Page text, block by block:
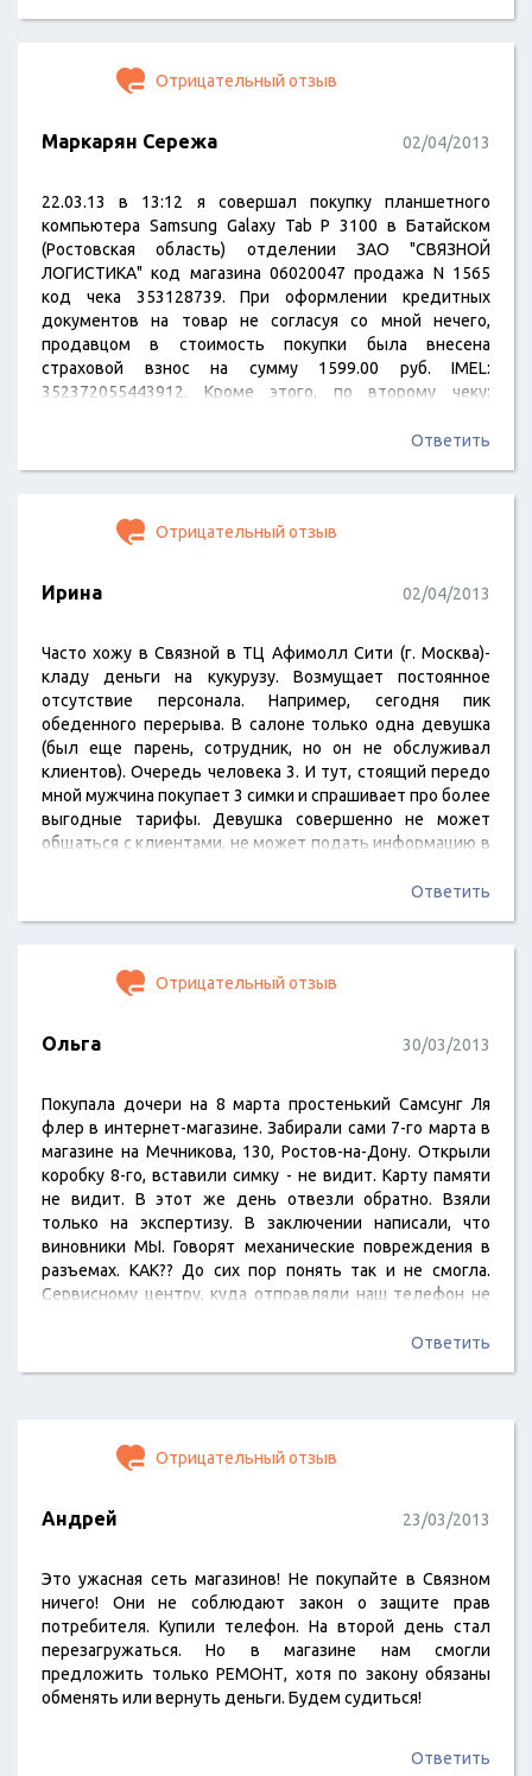
Отрицательный отзыв
Маркарян Сережа 02/04/2013
22.03.13 в 13:12 я совершал покупку планшетного
компьютера Samsung Galaxy Tab P 3100 в Батайском
(Ростовская область) отделении ЗАО "СВЯЗНОЙ
ЛОГИСТИКА" код магазина 06020047 продажа N 1565
код чека 353128739. При оформлении кредитных
документов на товар не согласуя со мной нечего,
продавцом в стоимость покупки была внесена
страховой взнос на сумму 1599.00 руб. IMEL:
352372055443912. Кроме этого, по второму чеку:
моего согласия в чек ввел дополнительную сумму 999
стараниям Ваших…
Ответить
Отрицательный отзыв
Ирина 02/04/2013
Часто хожу в Связной в ТЦ Афимолл Сити (г. Москва)-
кладу деньги на кукурузу. Возмущает постоянное
отсутствие персонала. Например, сегодня пик
обеденного перерыва. В салоне только одна девушка
(был еще парень, сотрудник, но он не обслуживал
клиентов). Очередь человека 3. И тут, стоящий передо
мной мужчина покупает 3 симки и спрашивает про более
выгодные тарифы. Девушка совершенно не может
общаться с клиентами, не может подать информацию в
и время тянется. На помощь сотруднице никто не
Ответить
Отрицательный отзыв
Ольга 30/03/2013
Покупала дочери на 8 марта простенький Самсунг Ля
флер в интернет-магазине. Забирали сами 7-го марта в
магазине на Мечникова, 130, Ростов-на-Дону. Открыли
коробку 8-го, вставили симку - не видит. Карту памяти
не видит. В этот же день отвезли обратно. Взяли
только на экспертизу. В заключении написали, что
виновники МЫ. Говорят механические повреждения в
разъемах. КАК?? До сих пор понять так и не смогла.
Сервисному центру, куда отправляли наш телефон не
отремонтировать Сони Х10, они не смогли, а соседний
Ответить
Отрицательный отзыв
Андрей 23/03/2013
Это ужасная сеть магазинов! Не покупайте в Связном
ничего! Они не соблюдают закон о защите прав
потребителя. Купили телефон. На второй день стал
перезагружаться. Но в магазине нам смогли
предложить только РЕМОНТ, хотя по закону обязаны
обменять или вернуть деньги. Будем судиться!
Ответить